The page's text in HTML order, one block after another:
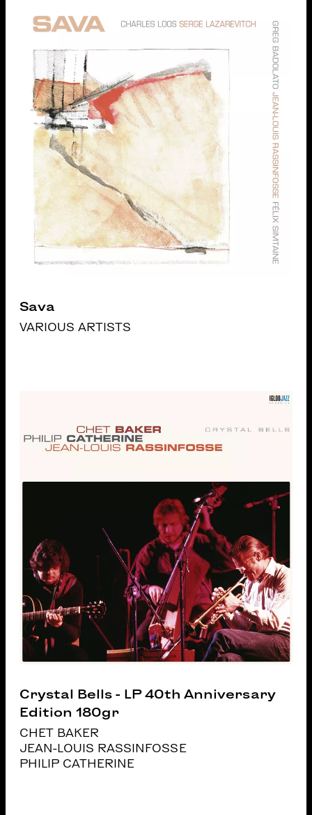
Sava
VARIOUS ARTISTS
Crystal Bells - LP 40th Anniversary
Edition 180gr
CHET BAKER
JEAN-LOUIS RASSINFOSSE
PHILIP CATHERINE